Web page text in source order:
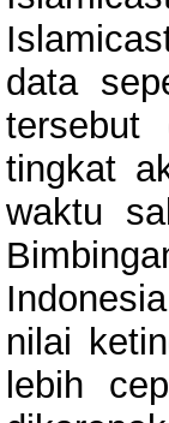
data
tersebut
tingkat
waktu
nilai
lebih